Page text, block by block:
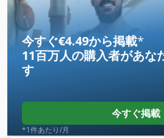
今すぐ€4.49から掲載*
11百万人の購入者があな
す
今すぐ掲載
*1件あたり/月